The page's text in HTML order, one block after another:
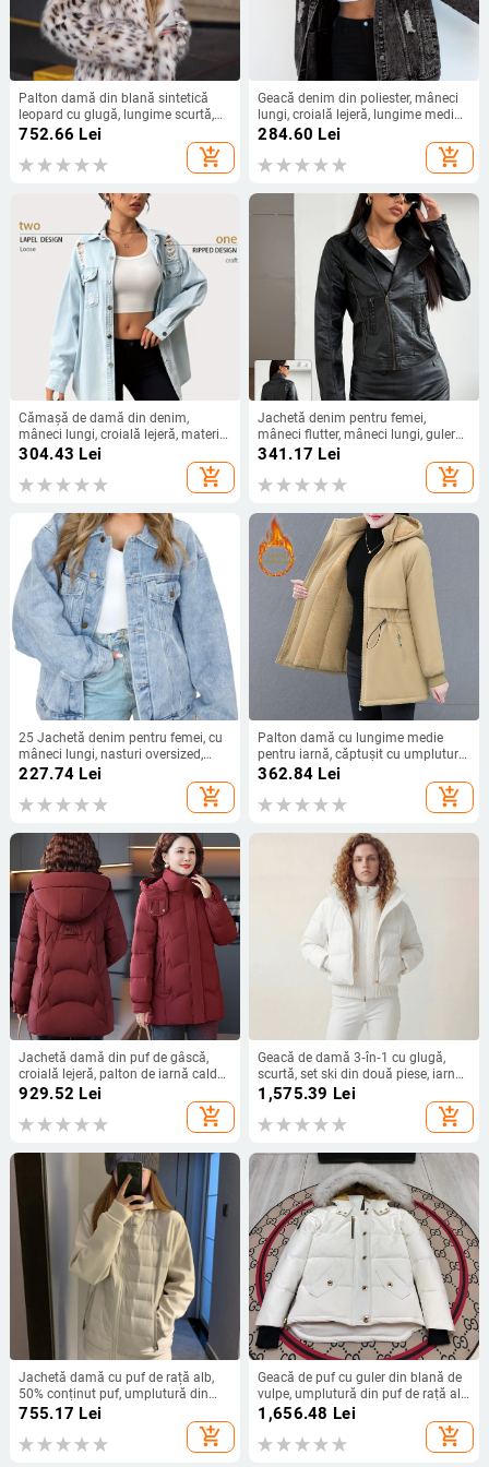
Palton damă din blană sintetică
leopard cu glugă, lungime scurtă,
mâneci lungi
752.66 Lei
add_shopping_cart
Geacă denim din poliester, mâneci
lungi, croială lejeră, lungime mediu-
lungă 65–80 cm, material 50–70%
284.60 Lei
add_shopping_cart
Cămașă de damă din denim,
mâneci lungi, croială lejeră, material
din bumbac, guler Turn-Down
304.43 Lei
add_shopping_cart
Jachetă denim pentru femei,
mâneci flutter, mâneci lungi, guler
sacou, versiune Regular, 95%
341.17 Lei
add_shopping_cart
25 Jachetă denim pentru femei, cu
mâneci lungi, nasturi oversized,
haină la modă pentru toamnă
227.74 Lei
add_shopping_cart
Palton damă cu lungime medie
pentru iarnă, căptușit cu umplutură
sintetică, călduros, cu glugă
362.84 Lei
add_shopping_cart
Jachetă damă din puf de gâscă,
croială lejeră, palton de iarnă cald
cu glugă, conținut puf 91–95%,
umplutură 201–300 g, exterior
poliester
929.52 Lei
add_shopping_cart
Geacă de damă 3‑în‑1 cu glugă,
scurtă, set ski din două piese, iarnă
2025. Umplutură: puf de gâscă alb;
Conținut puf: 90–95%; Umplire puf:
201–300 g; Material principal:
Lungime: 50–65 cm; Fermoar
1,575.39 Lei
add_shopping_cart
Jachetă damă cu puf de rață alb,
50% conținut puf, umplutură din
puf alb de rață, grosime pronunțată,
lungime scurtă 40–50 cm, fermoar
frontal, mâneci lungi, țesătură
755.17 Lei
add_shopping_cart
Geacă de puf cu guler din blană de
vulpe, umplutură din puf de rață alb
peste 450 g, fermoar, croială lejeră,
pentru iarnă în exterior
1,656.48 Lei
add_shopping_cart